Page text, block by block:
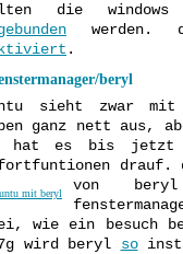
die windows
werden.
.
beryl
sieht zwar mit
ganz nett aus,
hat es bis jetzt
von
wie ein besuch
wird beryl so